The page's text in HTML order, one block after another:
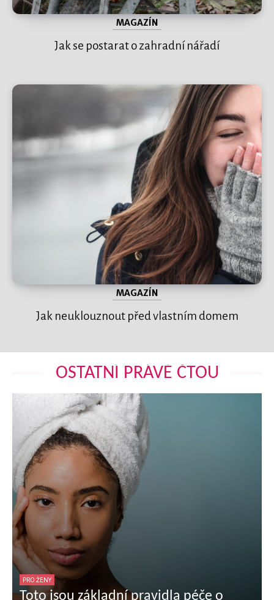
MAGAZÍN
Jak se postarat o zahradní nářadí
MAGAZÍN
Jak neuklouznout před vlastním domem
OSTATNÍ PRÁVĚ ČTOU
PRO ŽENY
Toto jsou základní pravidla péče o